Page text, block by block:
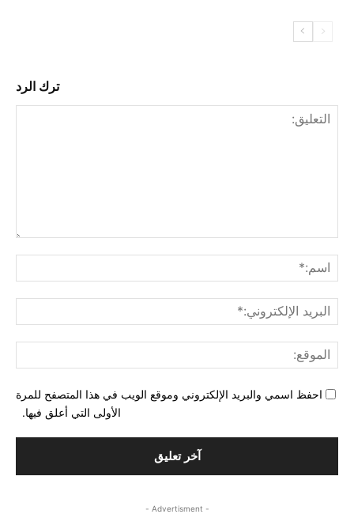
ترك الرد
احفظ اسمي والبريد الإلكتروني وموقع الويب في هذا المتصفح للمرة
الأولى التي أعلق فيها.
- Advertisment -